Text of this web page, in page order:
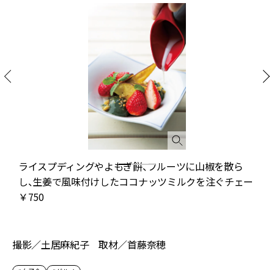
ライスプディングやよもぎ餅、フルーツに山椒を散ら
し、生姜で風味付けしたココナッツミルクを注ぐチェー
￥750
撮影／土居麻紀子 取材／首藤奈穂